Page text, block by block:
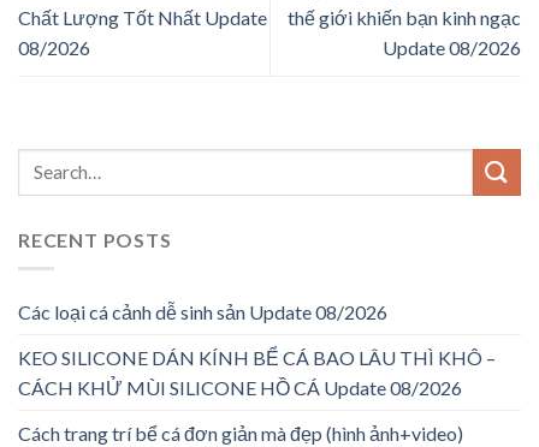
Chất Lượng Tốt Nhất Update
08/2026
thế giới khiến bạn kinh ngạc
Update 08/2026
RECENT POSTS
Các loại cá cảnh dễ sinh sản Update 08/2026
KEO SILICONE DÁN KÍNH BỂ CÁ BAO LÂU THÌ KHÔ –
CÁCH KHỬ MÙI SILICONE HỒ CÁ Update 08/2026
Cách trang trí bể cá đơn giản mà đẹp (hình ảnh+video)